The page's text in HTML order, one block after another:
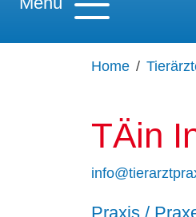
Home
TÄin
Praxis /